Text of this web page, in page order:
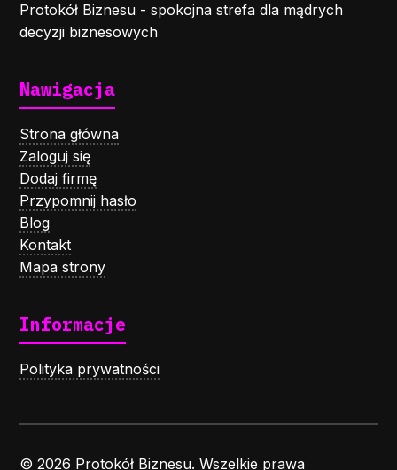
Protokół Biznesu - spokojna strefa dla mądrych
decyzji biznesowych
Nawigacja
Strona główna
Zaloguj się
Dodaj firmę
Przypomnij hasło
Blog
Kontakt
Mapa strony
Informacje
Polityka prywatności
© 2026 Protokół Biznesu. Wszelkie prawa